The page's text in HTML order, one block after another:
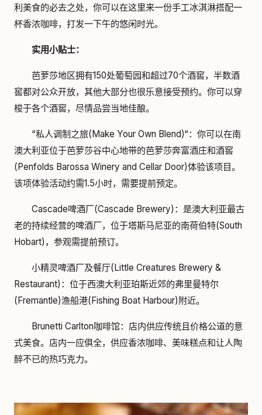
利美食的必去之处，你可以在这里来一份手工冰淇淋搭配一
杯香浓咖啡，打发一下午的悠闲时光。
实用小贴士：
芭萝莎地区拥有150处葡萄园和超过70个酒窖，半数酒
窖都对公众开放，其他大部分也很乐意接受预约。你可以穿
梭于各个酒窖，尽情品尝当地佳酿。
“私人调制之旅(Make Your Own Blend)“：你可以在南
澳大利亚位于芭萝莎谷中心地带的芭萝莎奔富酒庄和酒窖
(Penfolds Barossa Winery and Cellar Door)体验该项目。
该项体验活动约需1.5小时，需要提前预定。
Cascade啤酒厂(Cascade Brewery)：是澳大利亚最古
老的持续经营的啤酒厂，位于塔斯马尼亚的南荷伯特(South
Hobart)，参观需提前预订。
小精灵啤酒厂及餐厅(Little Creatures Brewery &
Restaurant)：位于西澳大利亚珀斯近郊的弗里曼特尔
(Fremantle)渔船港(Fishing Boat Harbour)附近。
Brunetti Carlton咖啡馆：店内供应传统且价格公道的意
式美食。店内一应俱全，供应香浓咖啡、美味糕点和让人陶
醉不已的热巧克力。